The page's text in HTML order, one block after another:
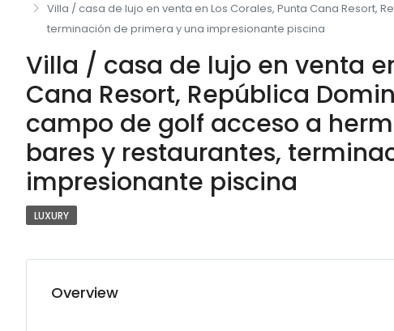
Villa / casa de lujo en venta en Los Corales, Punta Cana
terminación de primera y una impresionante piscina
Villa / casa de lujo en venta
Cana Resort, República
campo de golf acceso a
bares y restaurantes,
impresionante piscina
LUXURY
Overview